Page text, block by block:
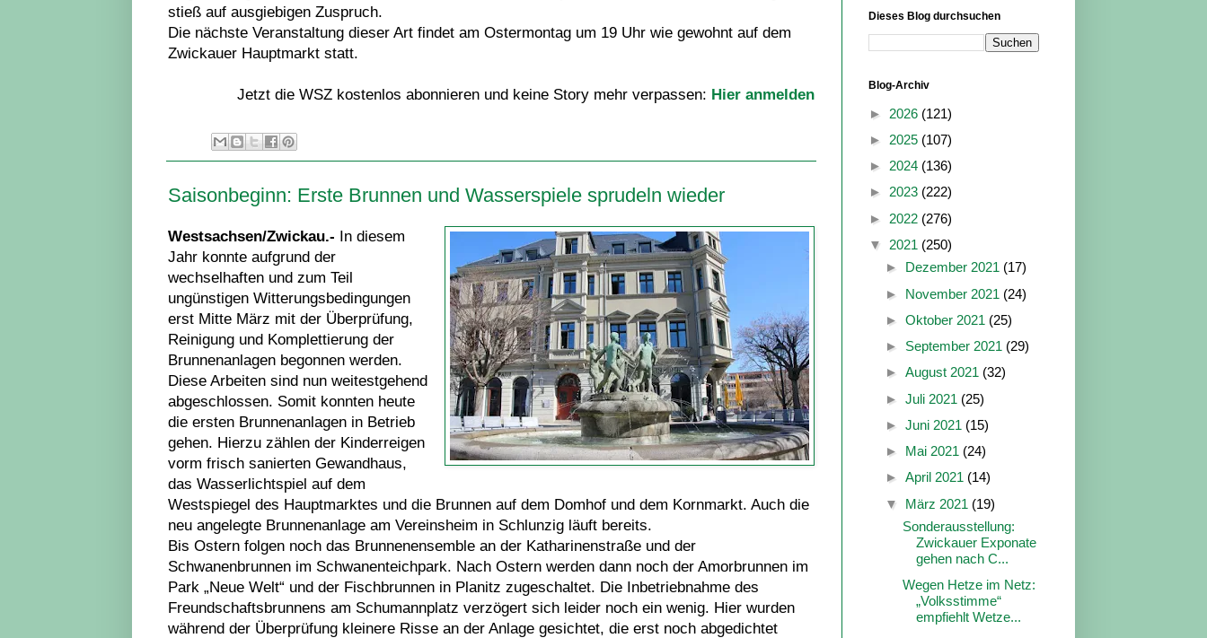
stieß auf ausgiebigen Zuspruch.
Die nächste Veranstaltung dieser Art findet am Ostermontag um 19 Uhr wie gewohnt auf dem
Zwickauer Hauptmarkt statt.
Jetzt die WSZ kostenlos abonnieren und keine Story mehr verpassen: Hier anmelden
Saisonbeginn: Erste Brunnen und Wasserspiele sprudeln wieder
Westsachsen/Zwickau.- In diesem
Jahr konnte aufgrund der
wechselhaften und zum Teil
ungünstigen Witterungsbedingungen
erst Mitte März mit der Überprüfung,
Reinigung und Komplettierung der
Brunnenanlagen begonnen werden.
Diese Arbeiten sind nun weitestgehend
abgeschlossen. Somit konnten heute
die ersten Brunnenanlagen in Betrieb
gehen. Hierzu zählen der Kinderreigen
vorm frisch sanierten Gewandhaus,
das Wasserlichtspiel auf dem
Westspiegel des Hauptmarktes und die Brunnen auf dem Domhof und dem Kornmarkt. Auch die
neu angelegte Brunnenanlage am Vereinsheim in Schlunzig läuft bereits.
Bis Ostern folgen noch das Brunnenensemble an der Katharinenstraße und der
Schwanenbrunnen im Schwanenteichpark. Nach Ostern werden dann noch der Amorbrunnen im
Park „Neue Welt“ und der Fischbrunnen in Planitz zugeschaltet. Die Inbetriebnahme des
Freundschaftsbrunnens am Schumannplatz verzögert sich leider noch ein wenig. Hier wurden
während der Überprüfung kleinere Risse an der Anlage gesichtet, die erst noch abgedichtet
Dieses Blog durchsuchen
Blog-Archiv
► 2026 (121)
► 2025 (107)
► 2024 (136)
► 2023 (222)
► 2022 (276)
▼ 2021 (250)
► Dezember 2021 (17)
► November 2021 (24)
► Oktober 2021 (25)
► September 2021 (29)
► August 2021 (32)
► Juli 2021 (25)
► Juni 2021 (15)
► Mai 2021 (24)
► April 2021 (14)
▼ März 2021 (19)
Sonderausstellung:
Zwickauer Exponate
gehen nach C...
Wegen Hetze im Netz:
„Volksstimme“
empfiehlt Wetze...